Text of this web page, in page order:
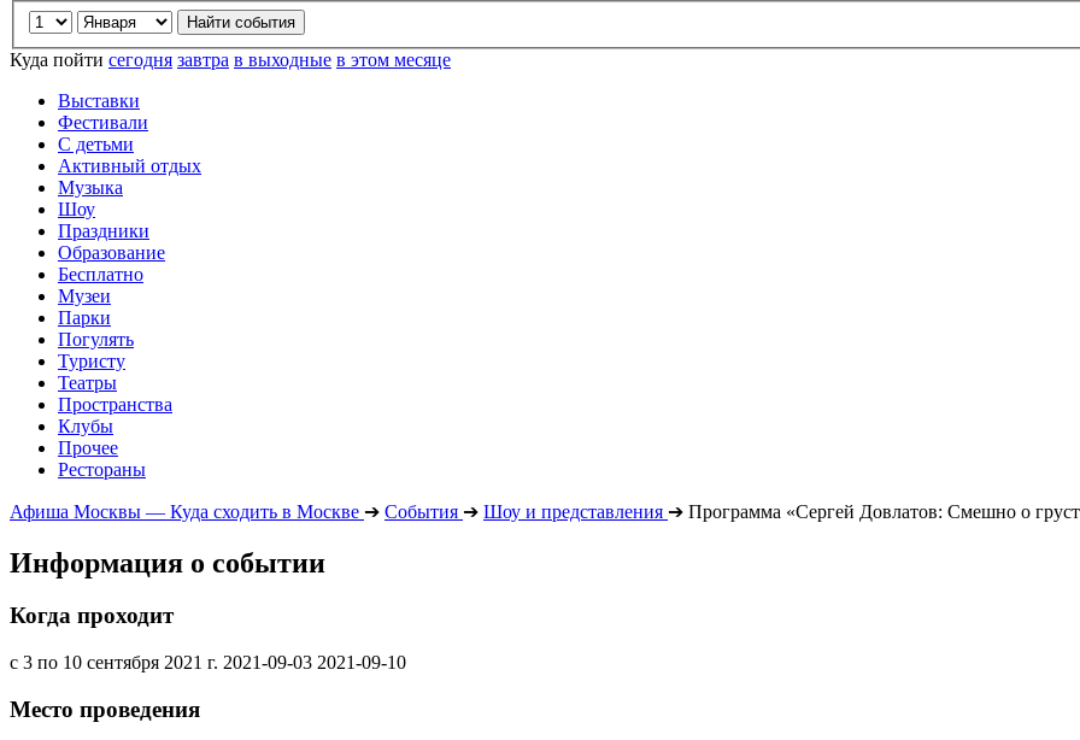
Куда пойти сегодня завтра в выходные в этом месяце
Выставки
Фестивали
С детьми
Активный отдых
Музыка
Шоу
Праздники
Образование
Бесплатно
Музеи
Парки
Погулять
Туристу
Театры
Пространства
Клубы
Прочее
Рестораны
Афиша Москвы — Куда сходить в Москве ➔ События ➔ Шоу и представления ➔ Программа «Сергей Довлатов: Смешно о
Информация о событии
Когда проходит
с 3 по 10 сентября 2021 г. 2021-09-03 2021-09-10
Место проведения